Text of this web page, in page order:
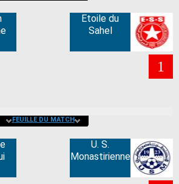
Etoile du
Sahel
1
FEUILLE DU MATCH
U. S.
Monastirienne